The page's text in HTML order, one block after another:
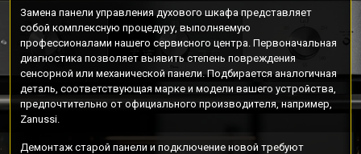
Замена панели управления духового шкафа представляет
собой комплексную процедуру, выполняемую
профессионалами нашего сервисного центра. Первоначальная
диагностика позволяет выявить степень повреждения
сенсорной или механической панели. Подбирается аналогичная
деталь, соответствующая марке и модели вашего устройства,
предпочтительно от официального производителя, например,
Zanussi.
Демонтаж старой панели и подключение новой требуют